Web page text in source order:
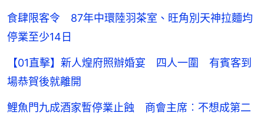
食肆限客令 87年中環陸羽茶室、旺角別天神拉麵均
停業至少14日
【01直擊】新人煌府照辦婚宴 四人一圍 有賓客到
場恭賀後就離開
鯉魚門九成酒家暫停業止蝕 商會主席︰不想成第二